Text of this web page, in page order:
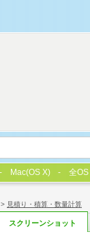
> 見積り・積算・数量計算
スクリーンショット
Mac(OS X) 全OS